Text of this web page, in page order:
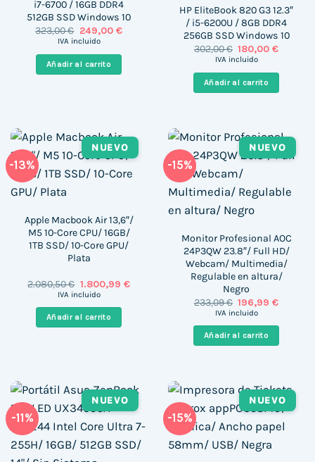
i7-6700 / 16GB DDR4
512GB SSD Windows 10
323,00€ El
precio
era:
323,00 €.
249,00 €El
es:
IVA incluido
Añadir al carrito
HP EliteBook 820 G3 12.3″
/ i5-6200U / 8GB DDR4
256GB SSD Windows 10
302,00€ El
precio
era:
302,00 €.
180,00€El
es:
IVA incluido
Añadir al carrito
-13%
NUEVO
Apple Macbook Air 13,6″/
M5 10-Core CPU/ 16GB/
1TB SSD/ 10-Core GPU/
Plata
2.080,50€ El
precio
era:
2.080,50 €.
1.800,99 €El
IVA incluido
Añadir al carrito
-15%
NUEVO
Monitor Profesional AOC
24P3QW 23.8″/ Full HD/
Webcam/ Multimedia/
Regulable en altura/
Negro
233,09€ El
precio
era:
233,09 €.
196,99€El
es:
196,99
IVA incluido
Añadir al carrito
-11%
NUEVO
-15%
NUEVO